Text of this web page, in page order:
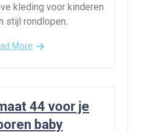
kleding voor kinderen
stijl rondlopen.
More
44 voor je
baby